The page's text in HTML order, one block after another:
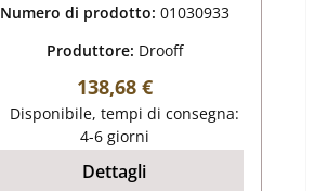
Numero di prodotto: 01030933
Produttore: Drooff
Prezzo normale:
138,68 €
Disponibile, tempi di consegna:
4-6 giorni
Dettagli